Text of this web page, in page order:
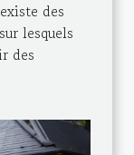
des
lesquels
des